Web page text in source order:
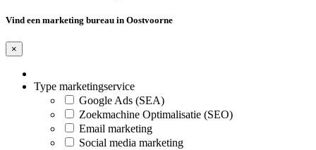
Vind een marketing bureau in Oostvoorne
×
Type marketingservice
Google Ads (SEA)
Zoekmachine Optimalisatie (SEO)
Email marketing
Social media marketing